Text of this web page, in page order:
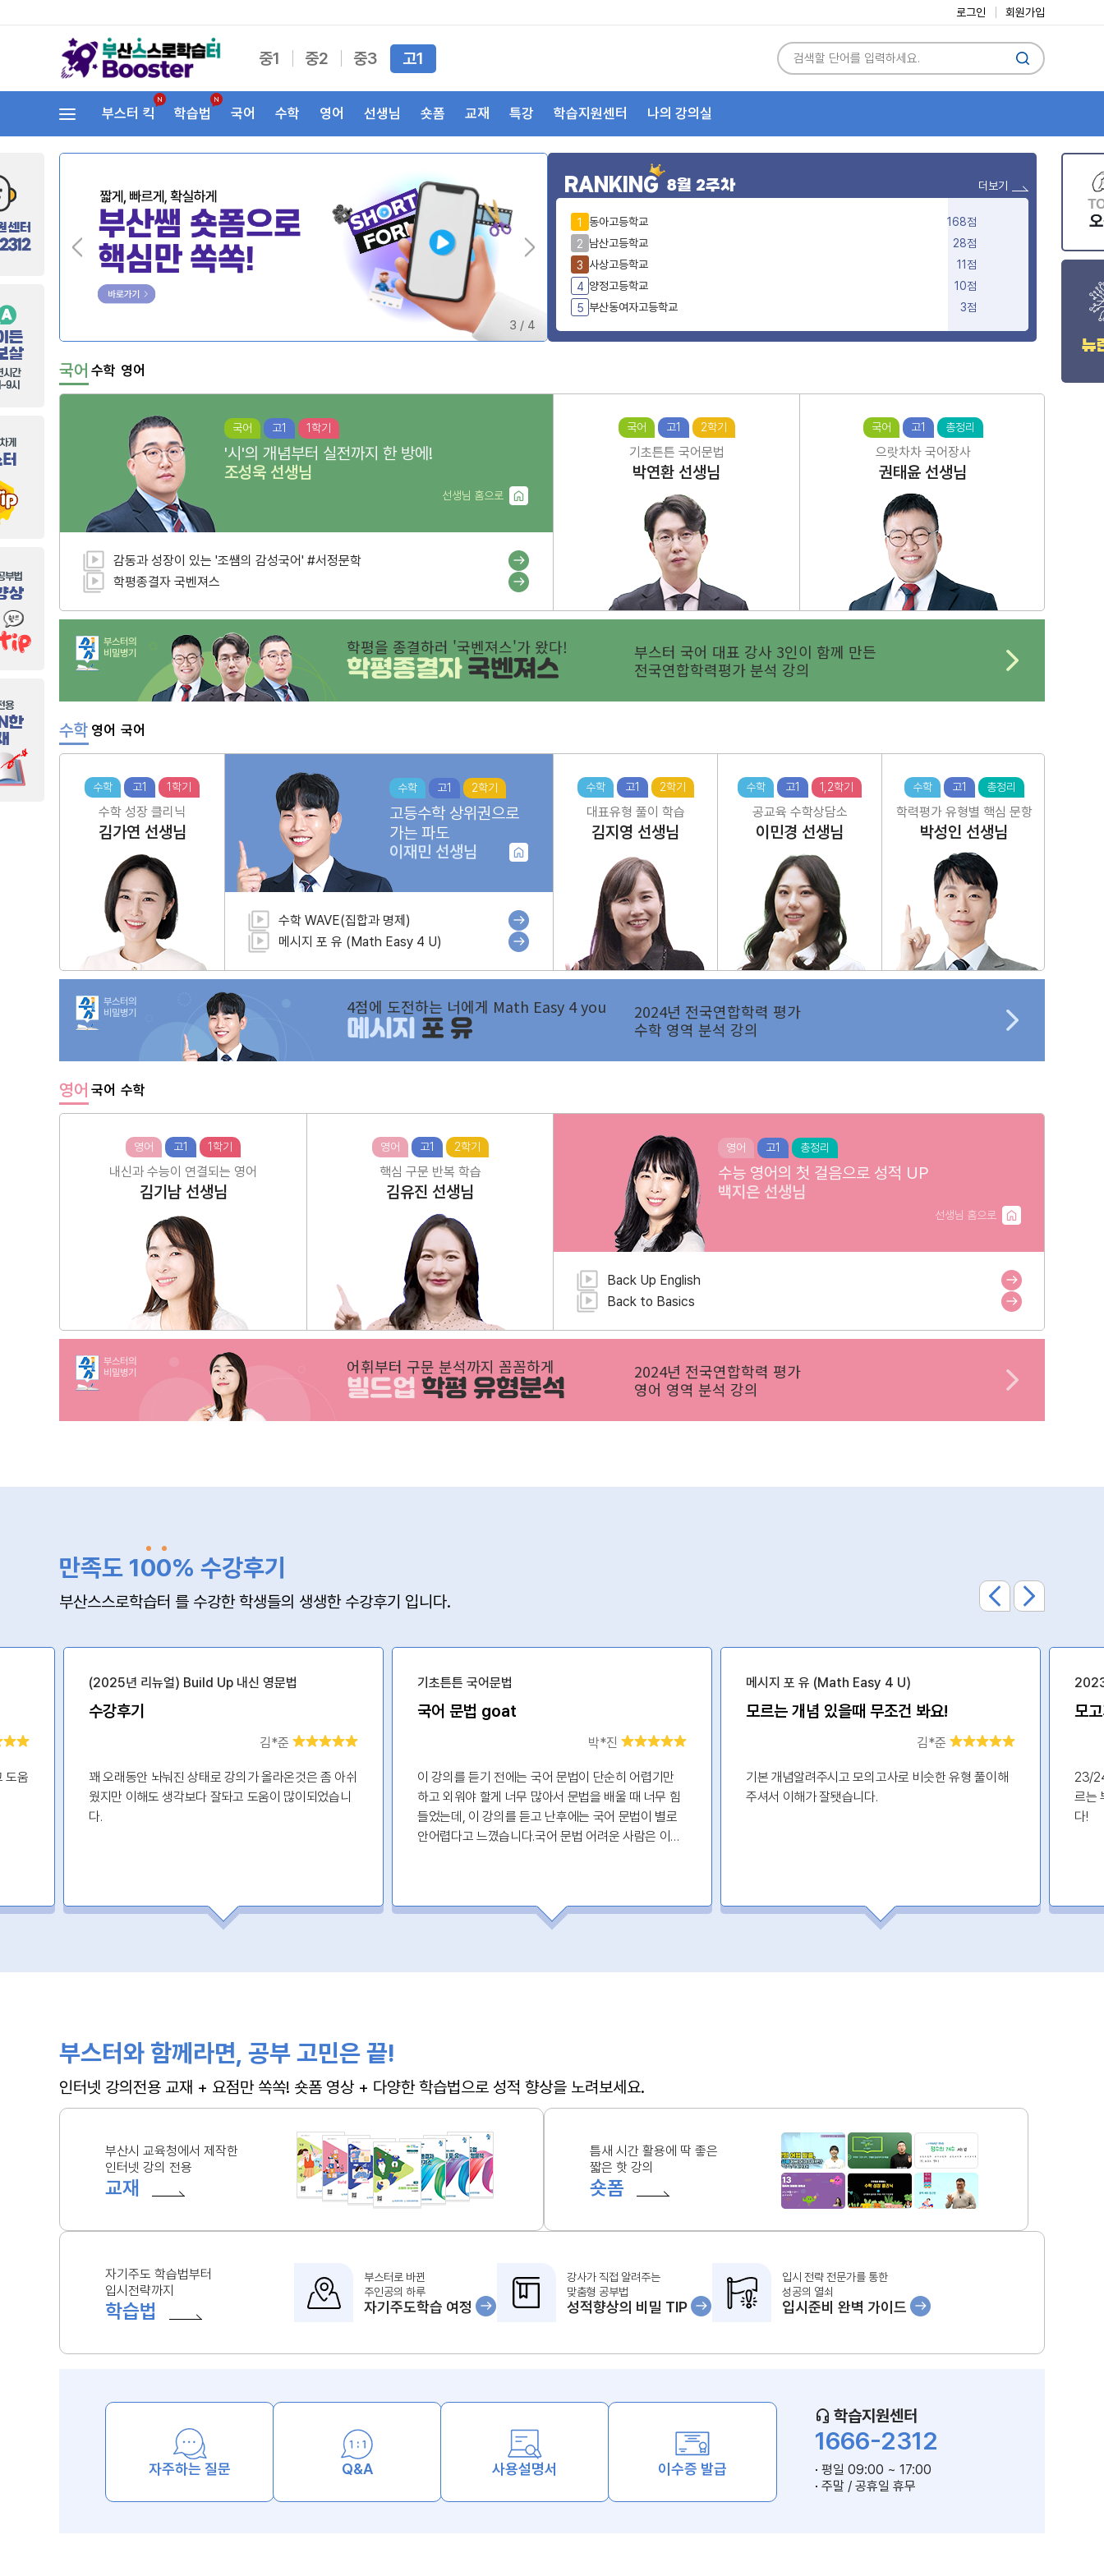
로그인 회원가입
중1 중2 중3 고1
부스터 킥 학습법 국어 수학 영어 선생님 숏폼 교재 특강 학습지원센터 나의 강의실
3 / 4
RANKING 8월 2주차 더보기
1 동아고등학교
168점
2 남산고등학교
28점
3 사상고등학교
11점
4 양정고등학교
10점
5 부산동여자고등학교 3점
국어 수학 영어
국어 고1 1학기
'시'의 개념부터 실전까지 한 방에!
조성욱 선생님
선생님 홈으로
감동과 성장이 있는 '조쌤의 감성국어' #서정문학
학평종결자 국벤져스
국어 고1 2학기
기초튼튼 국어문법
박연환 선생님
국어 고1 총정리
으랏차차 국어장사
권태윤 선생님
부스터의
비밀병기
학평을 종결하러 '국벤져스'가 왔다!
학평종결자국벤져스
부스터 국어 대표 강사 3인이 함께 만든
전국연합학력평가 분석 강의
수학 영어 국어
수학 고1 1학기
수학 성장 클리닉
김가연 선생님
수학 고1 2학기
고등수학 상위권으로
가는 파도
이재민 선생님
수학 WAVE(집합과 명제)
메시지 포 유 (Math Easy 4 U)
수학 고1 2학기
대표유형 풀이 학습
김지영 선생님
수학 고1 1,2학기
공교육 수학상담소
이민경 선생님
수학 고1 총정리
학력평가 유형별 핵심 문항
박성인 선생님
부스터의
비밀병기
4점에 도전하는 너에게 Math Easy 4 you
메시지 포 유
2024년 전국연합학력 평가
수학 영역 분석 강의
영어 국어 수학
영어 고1 1학기
내신과 수능이 연결되는 영어
김기남 선생님
영어 고1 2학기
핵심 구문 반복 학습
김유진 선생님
영어 고1 총정리
수능 영어의 첫 걸음으로 성적 UP
백지은 선생님
선생님 홈으로
Back Up English
Back to Basics
부스터의
비밀병기
어휘부터 구문 분석까지 꼼꼼하게
빌드업학평 유형분석
2024년 전국연합학력 평가
영어 영역 분석 강의
만족도 100% 수강후기
부산스스로학습터 를 수강한 학생들의 생생한 수강후기 입니다.
도움
(2025년 리뉴얼) Build Up 내신 영문법
수강후기
김*준
꽤 오래동안 놔눠진 상태로 강의가 올라온것은 좀 아쉬
웠지만 이해도 생각보다 잘돠고 도움이 많이되었습니
다.
기초튼튼 국어문법
국어 문법 goat
박*진
이 강의를 듣기 전에는 국어 문법이 단순히 어렵기만
하고 외워야 할게 너무 많아서 문법을 배울 때 너무 힘
들었는데, 이 강의를 듣고 난후에는 국어 문법이 별로
안어렵다고 느꼈습니다.국어 문법 어려운 사람은 이거
메시지 포 유 (Math Easy 4 U)
모르는 개념 있을때 무조건 봐요!
김*준
기본 개념알려주시고 모의고사로 비슷한 유형 풀이해
주셔서 이해가 잘됏습니다.
23/
르는
다!
부스터와 함께라면, 공부 고민은 끝!
인터넷 강의전용 교재 + 요점만 쏙쏙! 숏폼 영상 + 다양한 학습법으로 성적 향상을 노려보세요.
부산시 교육청에서 제작한
인터넷 강의 전용
교재
틈새 시간 활용에 딱 좋은
짧은 핫 강의
숏폼
자기주도 학습법부터
입시전략까지
학습법
부스터로 바뀐
주인공의 하루
자기주도학습 여정
강사가 직접 알려주는
맞춤형 공부법
성적향상의 비밀 TIP
입시 전략 전문가를 통한
성공의 열쇠
입시준비 완벽 가이드
자주하는 질문 Q&A 사용설명서 이수증 발급
학습지원센터
1666-2312
평일 09:00 ~ 17:00
주말 / 공휴일 휴무